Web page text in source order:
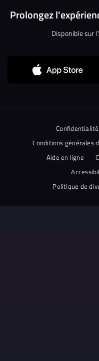
Prolongez
Disponible sur
Confidentialité
Conditions générales
Aide en ligne
Politique de